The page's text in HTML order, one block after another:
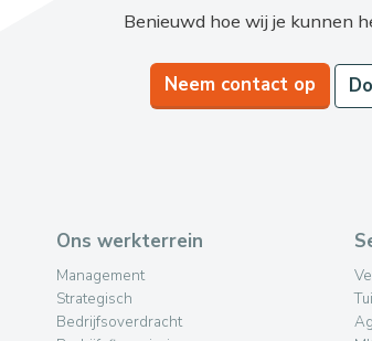
Benieuwd hoe wij je kunnen
Neem contact op
Ons werkterrein
Management
Strategisch
Bedrijfsoverdracht